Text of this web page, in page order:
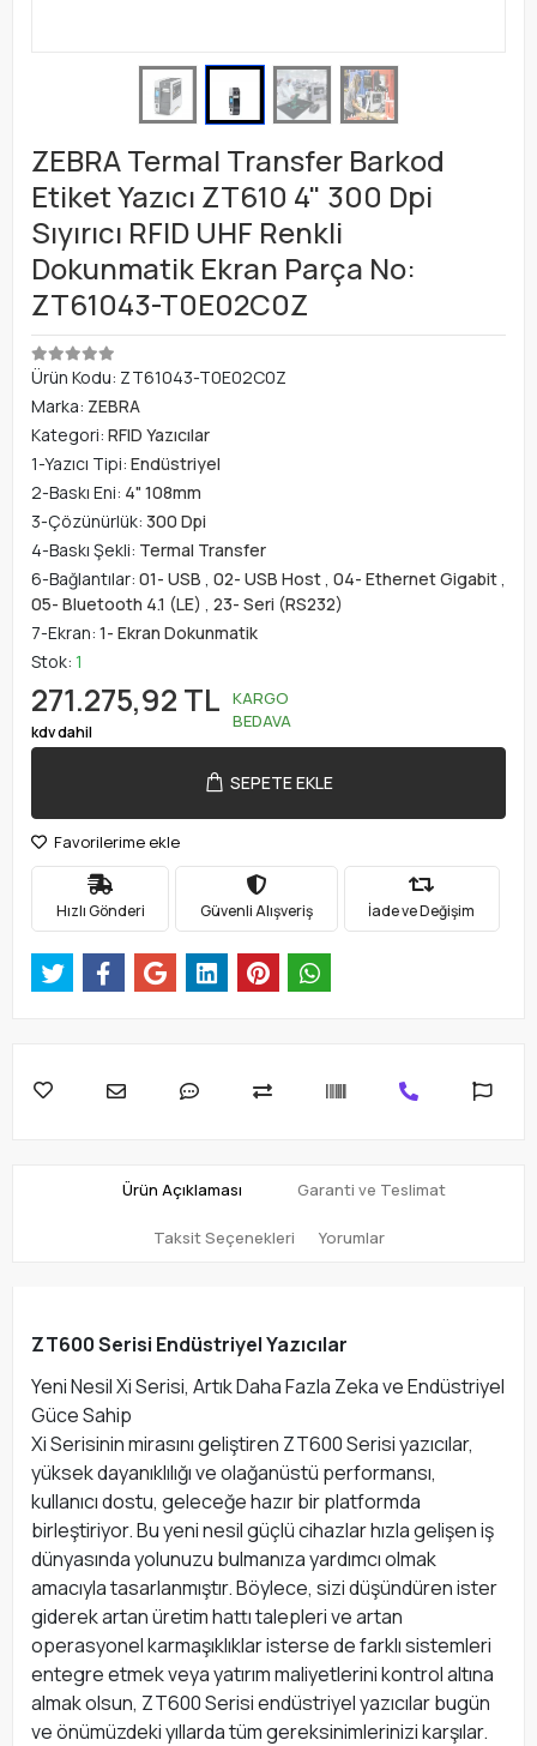
ZEBRA Termal Transfer Barkod
Etiket Yazıcı ZT610 4" 300 Dpi
Sıyırıcı RFID UHF Renkli
Dokunmatik Ekran Parça No:
ZT61043-T0E02C0Z
Ürün Kodu: ZT61043-T0E02C0Z
Marka: ZEBRA
Kategori: RFID Yazıcılar
1-Yazıcı Tipi: Endüstriyel
2-Baskı Eni: 4" 108mm
3-Çözünürlük: 300 Dpi
4-Baskı Şekli: Termal Transfer
6-Bağlantılar: 01- USB 02- USB Host 04- Ethernet Gigabit
05- Bluetooth 4.1 (LE)
23- Seri (RS232)
7-Ekran: 1- Ekran Dokunmatik
Stok: 1
271.275,92 TL
kdv dahil
KARGO
BEDAVA
SEPETE EKLE
Favorilerime ekle
Hızlı Gönderi Güvenli Alışveriş İade ve Değişim
Ürün Açıklaması Garanti ve Teslimat
Taksit Seçenekleri Yorumlar
ZT600 Serisi Endüstriyel Yazıcılar
Yeni Nesil Xi Serisi, Artık Daha Fazla Zeka ve Endüstriyel
Güce Sahip
Xi Serisinin mirasını geliştiren ZT600 Serisi yazıcılar,
yüksek dayanıklılığı ve olağanüstü performansı,
kullanıcı dostu, geleceğe hazır bir platformda
birleştiriyor. Bu yeni nesil güçlü cihazlar hızla gelişen iş
dünyasında yolunuzu bulmanıza yardımcı olmak
amacıyla tasarlanmıştır. Böylece, sizi düşündüren ister
giderek artan üretim hattı talepleri ve artan
operasyonel karmaşıklıklar isterse de farklı sistemleri
entegre etmek veya yatırım maliyetlerini kontrol altına
almak olsun, ZT600 Serisi endüstriyel yazıcılar bugün
ve önümüzdeki yıllarda tüm gereksinimlerinizi karşılar.